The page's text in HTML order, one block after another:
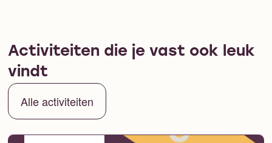
Activiteiten die je vast ook leuk
vindt
Alle activiteiten